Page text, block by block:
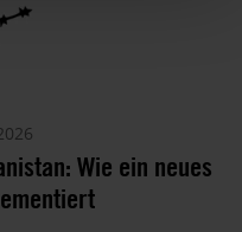
Wie ein neues